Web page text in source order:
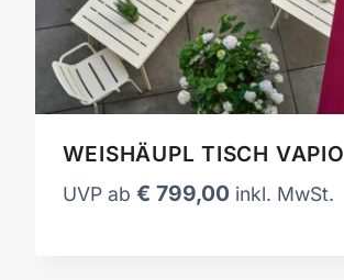
WEISHÄUPL TISCH VAPIO
UVP ab € 799,00 inkl. MwSt.